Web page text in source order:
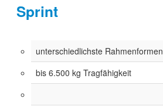
Sprint
unterschiedlichste Rahmenformen
bis 6.500 kg Tragfähigkeit